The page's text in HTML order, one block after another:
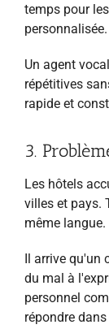
temps pour
personnalisée.
Un agent
répétitives
rapide et
3.
Les hôtels
villes et pays.
même langue.
Il arrive qu'un
du mal à
personnel
répondre